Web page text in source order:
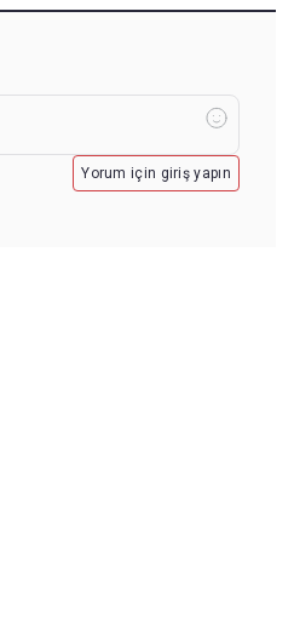
Yorum için giriş yapın